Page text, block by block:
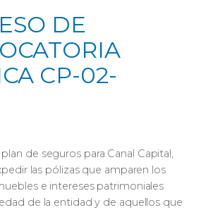
DE
CP-02-
de seguros para Canal Capital,
las pólizas que amparen los
e intereses patrimoniales
de la entidad y de aquellos que